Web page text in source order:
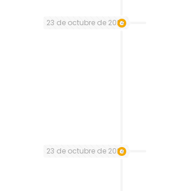
23 de octubre de 2024
23 de octubre de 2024